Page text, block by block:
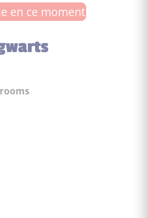
en ce moment